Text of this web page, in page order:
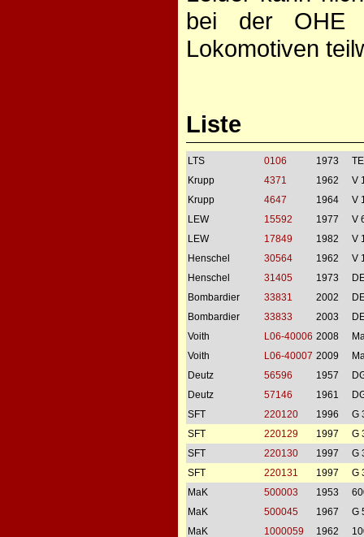
bei der OHE
Lokomotiven
Liste
LTS 0106 1973
Krupp
4371 1962
V
Krupp
4647 1964
V
LEW
15592 1977
V
LEW
17849 1982
V
Henschel
30564 1962
V
Henschel
31405 1973
Bombardier
33831 2002
Bombardier
33833 2003
Voith
L06-40006 2008
Voith
L06-40007 2009
Deutz
56596 1957
Deutz
57146 1961
SFT
220120 1996
G
SFT
220129 1997
G
SFT
220130 1997
G
SFT
220131 1997
G
MaK
500003 1953
MaK
500045 1967
G
MaK
1000059 1962